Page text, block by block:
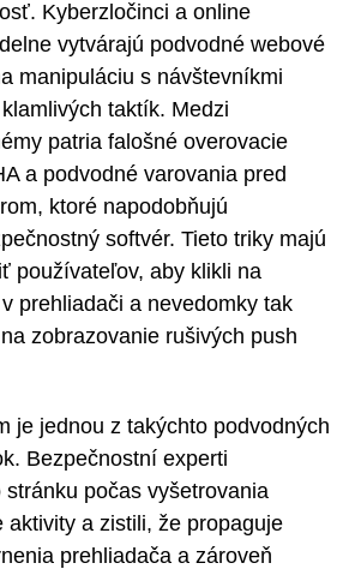
Kyberzločinci a online
vytvárajú podvodné webové
manipuláciu s návštevníkmi
taktík. Medzi
patria falošné overovacie
a podvodné varovania pred
ktoré napodobňujú
softvér. Tieto triky majú
používateľov, aby klikli na
prehliadači a nevedomky tak
zobrazovanie rušivých push
je jednou z takýchto podvodných
Bezpečnostní experti
stránku počas vyšetrovania
aktivity a zistili, že propaguje
prehliadača a zároveň